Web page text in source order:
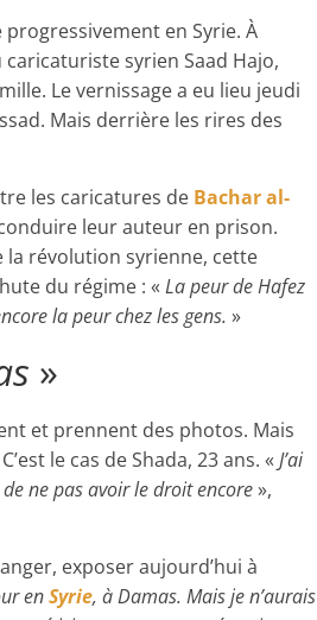
en Syrie. À
syrien Saad Hajo,
Le vernissage a eu lieu jeudi
Mais derrière les rires des
les caricatures de Bachar al-
leur auteur en prison.
la révolution syrienne, cette
du régime : « La peur de Hafez
la peur chez les gens. »
»
et prennent des photos. Mais
le cas de Shada, 23 ans. « J’ai
ne pas avoir le droit encore»,
exposer aujourd’hui à
enSyrie, à Damas. Mais je n’aurais